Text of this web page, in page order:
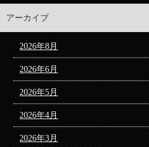
アーカイブ
2026年8月
2026年6月
2026年5月
2026年4月
2026年3月